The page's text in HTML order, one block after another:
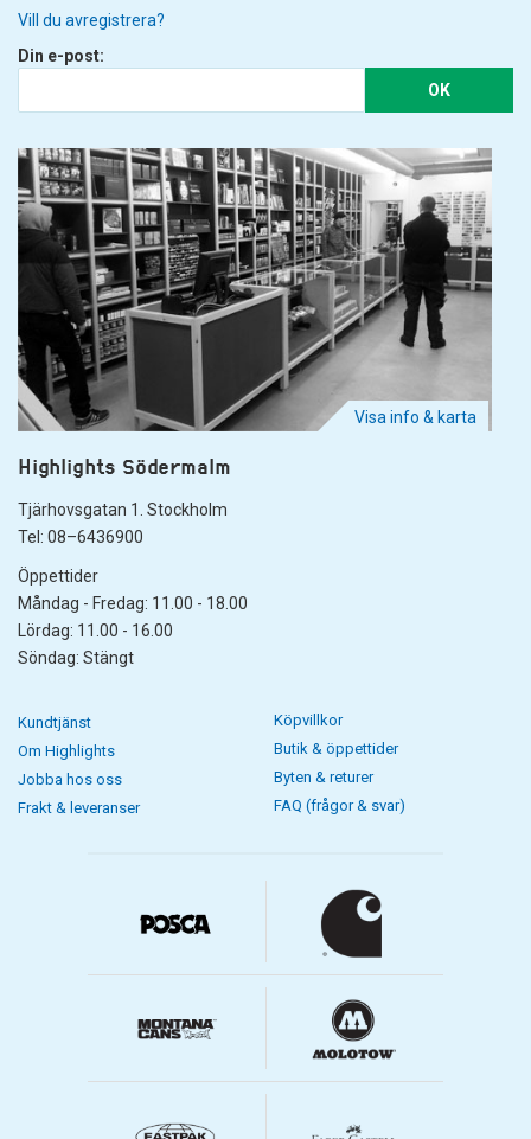
Vill du avregistrera?
Din e-post:
OK
Visa info & karta
Highlights Södermalm
Tjärhovsgatan 1. Stockholm
Tel: 08–6436900
Öppettider
Måndag - Fredag: 11.00 - 18.00
Lördag: 11.00 - 16.00
Söndag: Stängt
Kundtjänst
Om Highlights
Jobba hos oss
Frakt & leveranser
Köpvillkor
Butik & öppettider
Byten & returer
FAQ (frågor & svar)